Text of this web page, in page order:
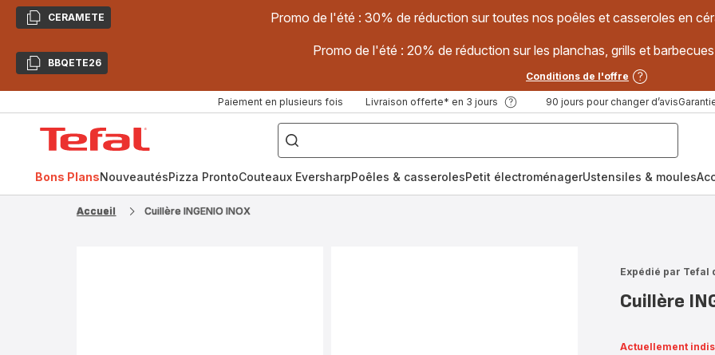
CopierCERAMETE Promo de l'été : 30% de réduction sur toutes nos poêles et casseroles en
CopierBBQETE26
Promo de l'été : 20% de réduction sur les planchas, grills et
Conditions de l'offre
Paiement en plusieurs fois Livraison offerte* en 3 jours 90 jours pour changer d’avis
["Poêles
inox,
Cake
Factory,
Bons PlansNouveautésPizza ProntoCouteaux EversharpPoêles & casserolesPetit électroménagerUstensiles & moules
Accueil Cuillère INGENIO INOX
Expédié par Tefal
Cuillère
Actuellement